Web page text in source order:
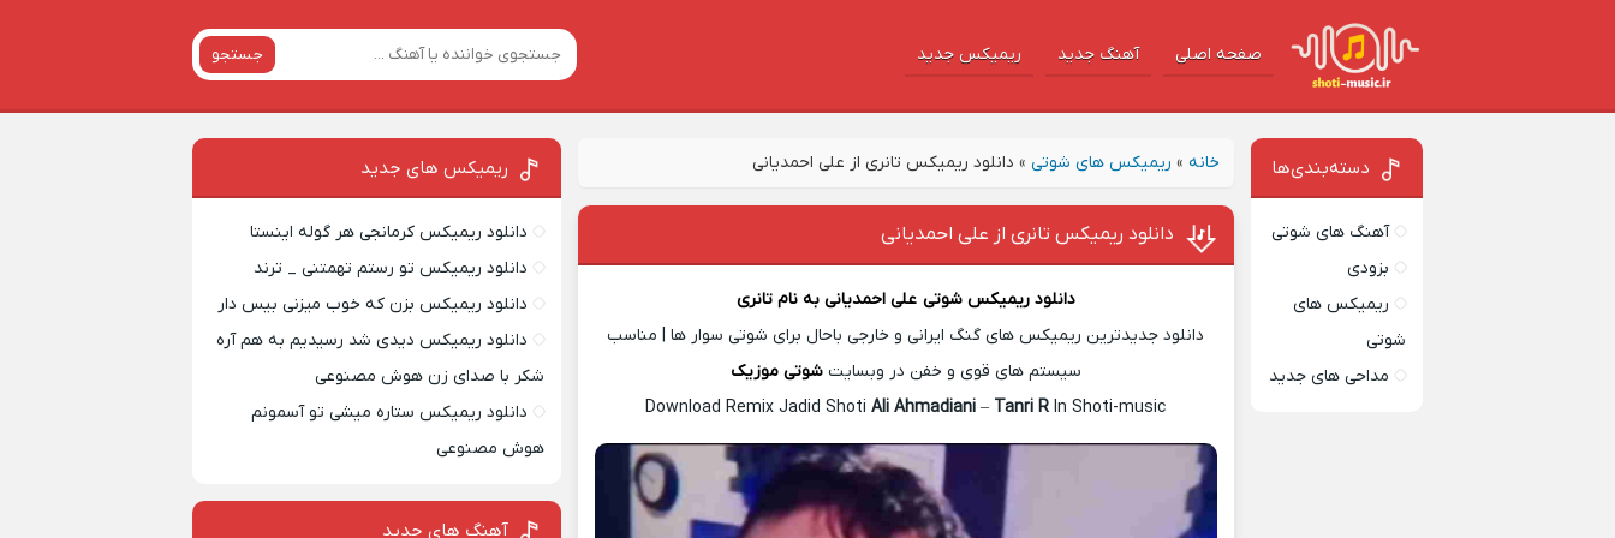
صفحه اصلی آهنگ‌ جدید ریمیکس جدید جستجو
خانه » ریمیکس های شوتی » دانلود ریمیکس تانری از علی احمدیانی
دانلود ریمیکس تانری از علی احمدیانی
دانلود ریمیکس شوتی علی احمدیانی به نامتانری
دانلود جدیدترین ریمیکس های گنگ ایرانی و خارجی باحال برای شوتی سوار ها | مناسب
سیستم های قوی و خفن در وبسایتشوتی موزیک
Download Remix Jadid ShotiAli Ahmadiani – Tanri R In Shoti-music
دسته‌بندی‌ها
آهنگ های شوتی
بزودی
ریمیکس های
شوتی
مداحی های جدید
ریمیکس‌ های جدید
دانلود ریمیکس کرمانجی هر گوله اینستا
دانلود ریمیکس تو رستم تهمتنی _ ترند
دانلود ریمیکس بزن که خوب میزنی بیس دار
دانلود ریمیکس دیدی شد رسیدیم به هم آره
شکر با صدای زن هوش مصنوعی
دانلود ریمیکس ستاره میشی تو آسمونم
هوش مصنوعی
آهنگ های جدید